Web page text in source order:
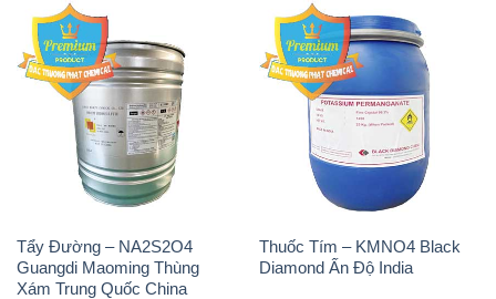
Tẩy Đường – NA2S2O4
Guangdi Maoming Thùng
Xám Trung Quốc China
Thuốc Tím – KMNO4 Black
Diamond Ấn Độ India